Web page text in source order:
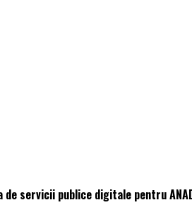
servicii publice digitale pentru